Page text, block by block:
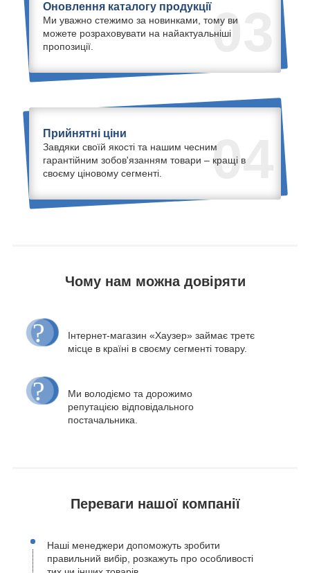
03
Оновлення каталогу продукції
Ми уважно стежимо за новинками, тому ви
можете розраховувати на найактуальніші
пропозиції.
04
Прийнятні ціни
Завдяки своїй якості та нашим чесним
гарантійним зобов'язанням товари – кращі в
своєму ціновому сегменті.
Чому нам можна довіряти
Інтернет-магазин «Хаузер» займає третє
місце в країні в своєму сегменті товару.
Ми володіємо та дорожимо
репутацією відповідального
постачальника.
Переваги нашої компанії
Наші менеджери допоможуть зробити
правильний вибір, розкажуть про особливості